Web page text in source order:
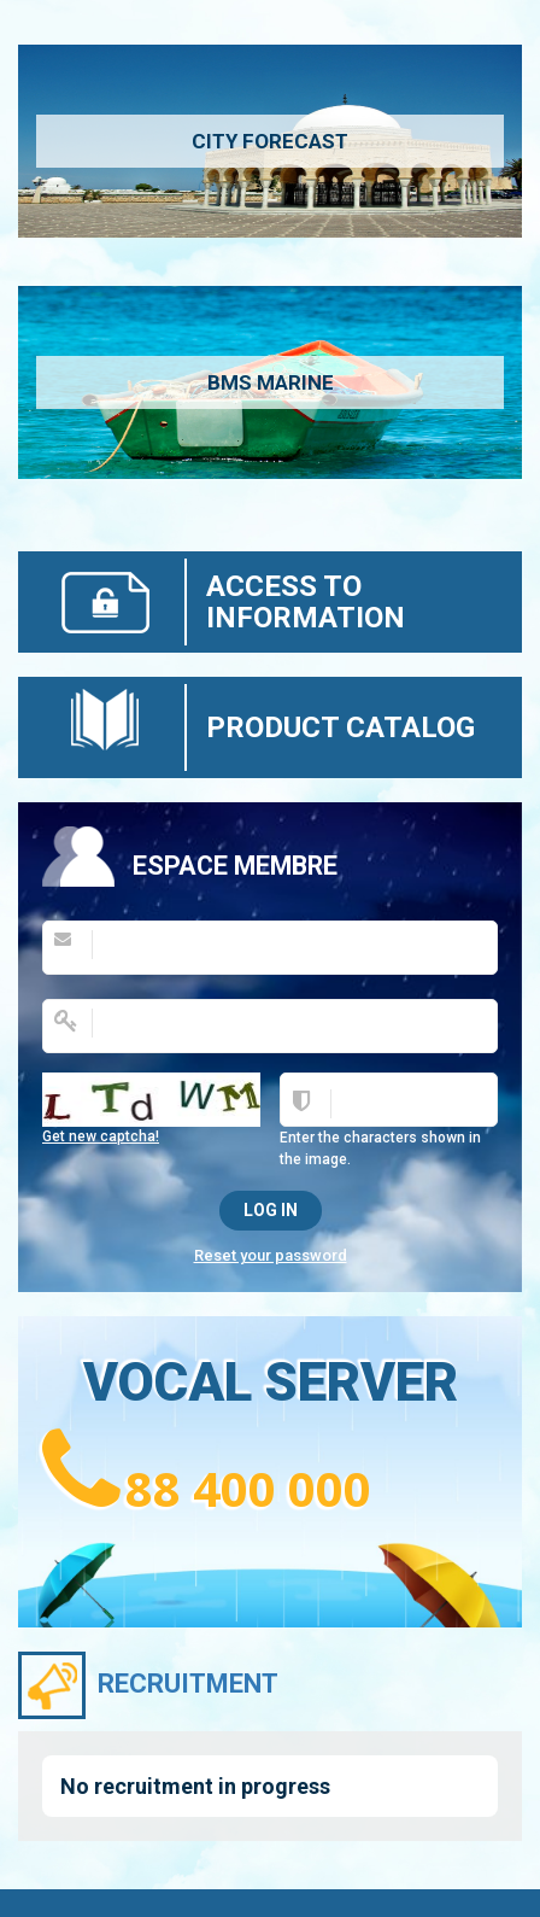
CITY FORECAST
BMS MARINE
ACCESS TO
INFORMATION
PRODUCT CATALOG
ESPACE MEMBRE
Enter the characters shown in
the image.
Get new captcha!
Reset your password
VOCAL SERVER
88 400 000
RECRUITMENT
No recruitment in progress